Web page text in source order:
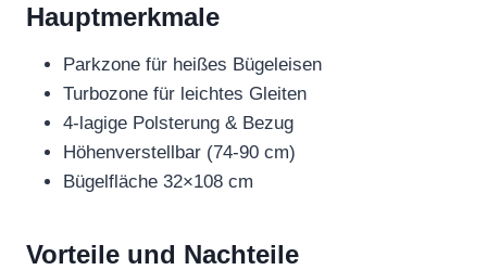
Hauptmerkmale
Parkzone für heißes Bügeleisen
Turbozone für leichtes Gleiten
4-lagige Polsterung & Bezug
Höhenverstellbar (74-90 cm)
Bügelfläche 32×108 cm
Vorteile und Nachteile